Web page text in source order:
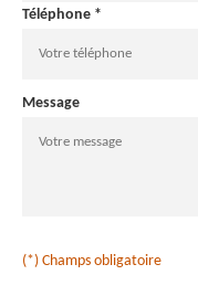
Téléphone *
Message
(*) Champs obligatoire